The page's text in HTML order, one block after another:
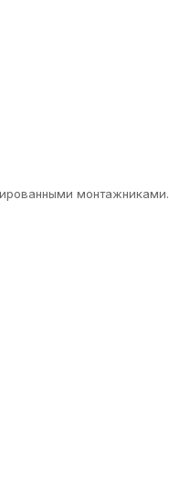
монтажниками.